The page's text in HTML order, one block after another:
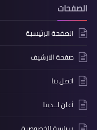
الصفحات
الصفحة الرئيسية
صفحة الارشيف
اتصل بنا
أعلن لــدينا